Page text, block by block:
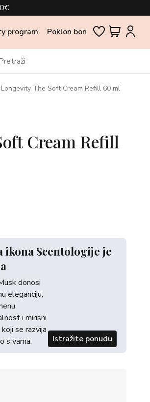
program Poklon bon
OUTLET
The Soft Cream Refill 60 ml
Cream Refill
ikona Scentologije je
donosi
eleganciju,
i mirisni
se razvija
s vama.
Istražite ponudu